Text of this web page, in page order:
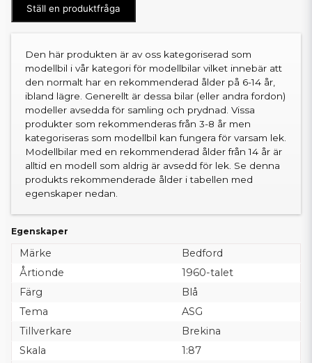
Ställ en produktfråga
Den här produkten är av oss kategoriserad som
modellbil i vår kategori för modellbilar vilket innebär att
den normalt har en rekommenderad ålder på 6-14 år,
ibland lägre. Generellt är dessa bilar (eller andra fordon)
modeller avsedda för samling och prydnad. Vissa
produkter som rekommenderas från 3-8 år men
kategoriseras som modellbil kan fungera för varsam lek.
Modellbilar med en rekommenderad ålder från 14 år är
alltid en modell som aldrig är avsedd för lek. Se denna
produkts rekommenderade ålder i tabellen med
egenskaper nedan.
Egenskaper
Märke
Bedford
Årtionde
1960-talet
Färg
Blå
Tema
ASG
Tillverkare
Brekina
Skala
1:87